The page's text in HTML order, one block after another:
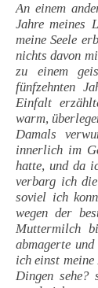
An einem
Jahre meines
meine Seele
nichts davon
zu einem
fünfzehnten
Einfalt
warm,
Damals
innerlich im
hatte, und da
verbarg ich
soviel ich
wegen der
Muttermilch
abmagerte
ich einst
Dingen